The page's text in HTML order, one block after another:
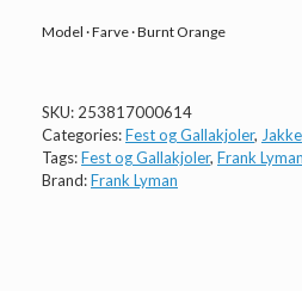
Model · Farve · Burnt Orange
SKU: 253817000614
Categories:Fest og Gallakjoler, Jakke
Tags:Fest og Gallakjoler, Frank Lyman
Brand:Frank Lyman